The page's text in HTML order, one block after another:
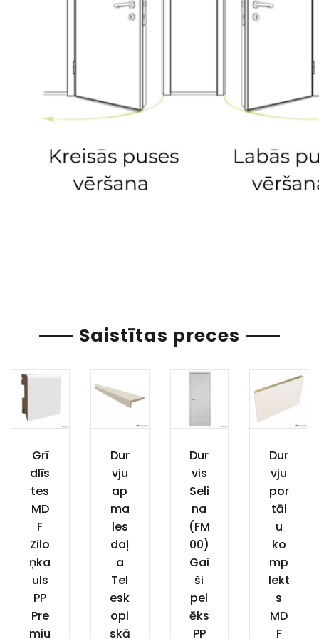
Saistītas preces
Grī
dlīs
tes
MD
F
Zilo
ņka
uls
PP
Pre
miu
Dur
vju
ap
ma
les
daļ
a
Tel
esk
opi
skā
Dur
vis
Seli
na
(FM
00)
Gai
ši
pel
ēks
PP
Dur
vju
por
tāl
u
ko
mp
lekt
s
MD
F